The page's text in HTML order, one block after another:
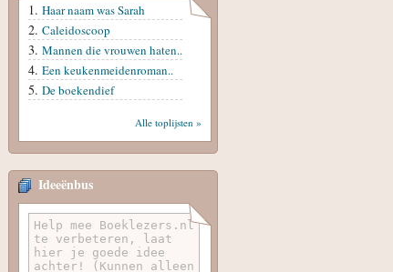
Haar naam was Sarah
Caleidoscoop
Mannen die vrouwen haten..
Een keukenmeidenroman..
De boekendief
Alle toplijsten »
Ideeënbus